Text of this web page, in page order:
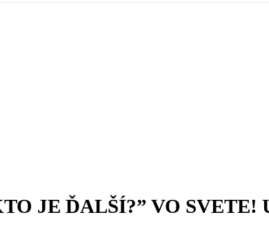
JE ĎALŠÍ?” VO SVETE!